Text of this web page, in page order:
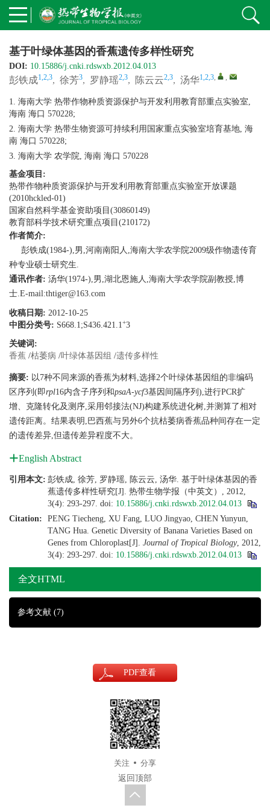
基于叶绿体基因的香蕉遗传多样性研究
DOI: 10.15886/j.cnki.rdswxb.2012.04.013
彭铁成1,2,3, 徐芳3, 罗静瑶2,3, 陈云云2,3, 汤华1,2,3, ,
1. 海南大学 热带作物种质资源保护与开发利用教育部重点实验室,
海南 海口 570228;
2. 海南大学 热带生物资源可持续利用国家重点实验室培育基地, 海
南 海口 570228;
3. 海南大学 农学院, 海南 海口 570228
基金项目:
热带作物种质资源保护与开发利用教育部重点实验室开放课题
(2010hckled-01)
国家自然科学基金资助项目(30860149)
教育部科学技术研究重点项目(210172)
作者简介:
彭铁成(1984-),男,河南南阳人,海南大学农学院2009级作物遗传育
种专业硕士研究生.
通讯作者: 汤华(1974-),男,湖北恩施人,海南大学农学院副教授,博
士.E-mail:thtiger@163.com
收稿日期: 2012-10-25
中图分类号: S668.1;S436.421.1+3
关键词:
香蕉 /枯萎病 /叶绿体基因组 /遗传多样性
摘要: 以7种不同来源的香蕉为材料,选择2个叶绿体基因组的非编码
区序列(即rpl16内含子序列和psaA-ycf3基因间隔序列),进行PCR扩
增、克隆转化及测序,采用邻接法(NJ)构建系统进化树,并测算了相对
遗传距离。结果表明,巴西蕉与另外6个抗枯萎病香蕉品种间存在一定
的遗传差异,但遗传差异程度不大。
English Abstract
引用本文: 彭铁成, 徐芳, 罗静瑶, 陈云云, 汤华. 基于叶绿体基因的香
蕉遗传多样性研究[J]. 热带生物学报（中英文）, 2012,
3(4): 293-297. doi: 10.15886/j.cnki.rdswxb.2012.04.013
Citation:
PENG Tiecheng, XU Fang, LUO Jingyao, CHEN Yunyun,
TANG Hua. Genetic Diversity of Banana Varieties Based on
Genes from Chloroplast[J]. Journal of Tropical Biology, 2012,
3(4): 293-297. doi: 10.15886/j.cnki.rdswxb.2012.04.013
全文HTML
参考文献 (7)
PDF查看
关注
分享
返回顶部